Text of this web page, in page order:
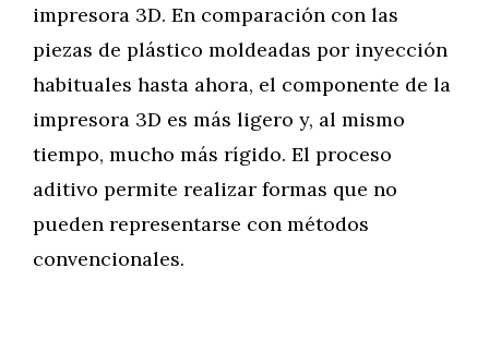
impresora 3D. En comparación con las
piezas de plástico moldeadas por inyección
habituales hasta ahora, el componente de la
impresora 3D es más ligero y, al mismo
tiempo, mucho más rígido. El proceso
aditivo permite realizar formas que no
pueden representarse con métodos
convencionales.